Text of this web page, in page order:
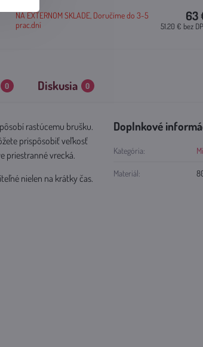
0 Diskusia 0
rastúcemu brušku.
prispôsobiť veľkosť
priestranné vrecká.
nielen na krátky čas.
Doplnkové
Kategória:
Materiál:
NA EXTERNOM SKLADE, Doručíme do 3-5
prac.dní
63
51.20 € bez